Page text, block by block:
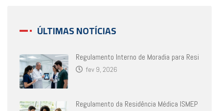
ÚLTIMAS NOTÍCIAS
Regulamento Interno de Moradia para Resi
fev 9, 2026
Regulamento da Residência Médica ISMEP